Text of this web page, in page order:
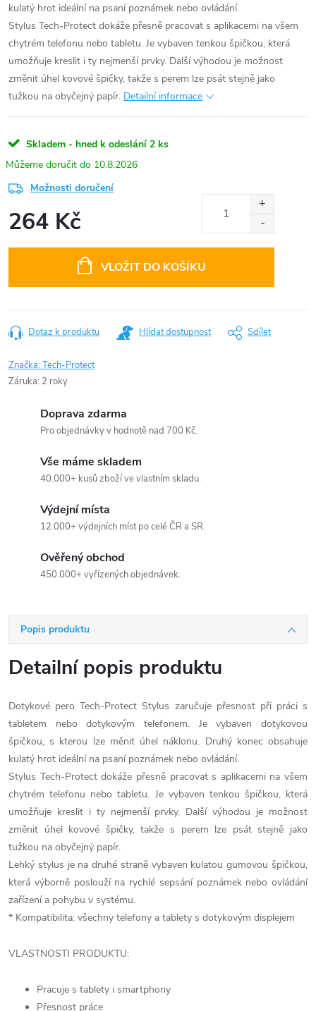
kulatý hrot ideální na psaní poznámek nebo ovládání.
Stylus Tech-Protect dokáže přesně pracovat s aplikacemi na všem
chytrém telefonu nebo tabletu. Je vybaven tenkou špičkou, která
umožňuje kreslit i ty nejmenší prvky. Další výhodou je možnost
změnit úhel kovové špičky, takže s perem lze psát stejně jako
tužkou na obyčejný papír. Detailní informace
Skladem - hned k odeslání 2 ks
10.8.2026
Možnosti doručení
264 Kč
VLOŽIT DO KOŠÍKU
Dotaz k produktu Hlídat dostupnost Sdílet
Značka:Tech-Protect
Záruka: 2 roky
Doprava zdarma
Pro objednávky v hodnotě nad 700 Kč.
Vše máme skladem
40.000+ kusů zboží ve vlastním skladu.
Výdejní místa
12.000+ výdejních míst po celé ČR a SR.
Ověřený obchod
450.000+ vyřízených objednávek.
Popis produktu
Detailní popis produktu
Dotykové pero Tech-Protect Stylus zaručuje přesnost při práci s
tabletem nebo dotykovým telefonem. Je vybaven dotykovou
špičkou, s kterou lze měnit úhel náklonu. Druhý konec obsahuje
kulatý hrot ideální na psaní poznámek nebo ovládání.
Stylus Tech-Protect dokáže přesně pracovat s aplikacemi na všem
chytrém telefonu nebo tabletu. Je vybaven tenkou špičkou, která
umožňuje kreslit i ty nejmenší prvky. Další výhodou je možnost
změnit úhel kovové špičky, takže s perem lze psát stejně jako
tužkou na obyčejný papír.
Lehký stylus je na druhé straně vybaven kulatou gumovou špičkou,
která výborně poslouží na rychlé sepsání poznámek nebo ovládání
zařízení a pohybu v systému.
* Kompatibilita: všechny telefony a tablety s dotykovým displejem
VLASTNOSTI PRODUKTU:
Pracuje s tablety i smartphony
Přesnost práce